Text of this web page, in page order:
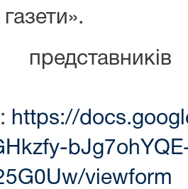
https://
viewform